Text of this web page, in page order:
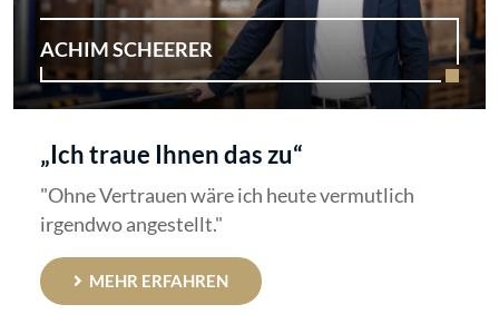
ACHIM SCHEERER
„Ich traue Ihnen das zu“
"Ohne Vertrauen wäre ich heute vermutlich
irgendwo angestellt."
MEHR ERFAHREN